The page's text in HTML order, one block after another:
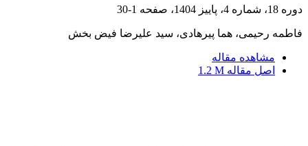
دوره 18، شماره 4، پاییز 1404، صفحه 1-30
فاطمه رحیمی، هما پیرهادی، سید علیرضا فیض بخش
مشاهده مقاله
اصل مقاله 1.2 M